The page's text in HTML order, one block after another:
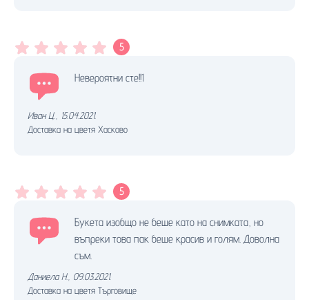
5
Невероятни сте!!1
Иван Ц.
15.04.2021.
Доставка на цветя Хасково
5
Букета изобщо не беше като на снимката, но
въпреки това пак беше красив и голям. Доволна
съм.
Даниела Н. 09.03.2021.
Доставка на цветя Търговище